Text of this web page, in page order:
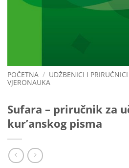
POČETNA / UDŽBENICI I PRIRUČNICI
VJERONAUKA
Sufara – priručnik za
kur’anskog pisma